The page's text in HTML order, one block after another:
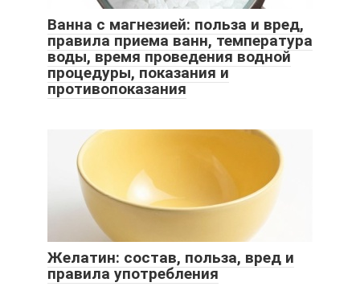
Ванна с магнезией: польза и вред,
правила приема ванн, температура
воды, время проведения водной
процедуры, показания и
противопоказания
Желатин: состав, польза, вред и
правила употребления